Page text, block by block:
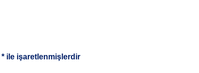
* ile işaretlenmişlerdir